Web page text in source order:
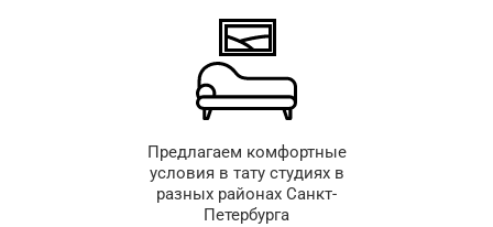
Предлагаем комфортные
условия в тату студиях в
разных районах Санкт-
Петербурга